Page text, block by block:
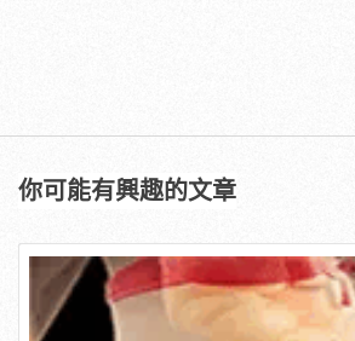
你可能有興趣的文章